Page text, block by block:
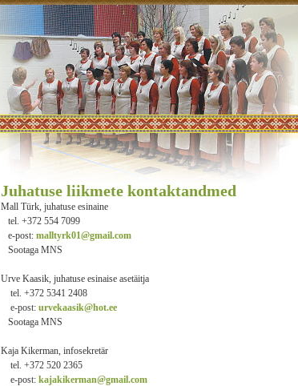
Juhatuse liikmete kontaktandmed
Mall Türk, juhatuse esinaine
tel. +372 554 7099
e-post: malltyrk01@gmail.com
Sootaga MNS
Urve Kaasik, juhatuse esinaise asetäitja
tel. +372 5341 2408
e-post: urvekaasik@hot.ee
Sootaga MNS
Kaja Kikerman, infosekretär
tel. +372 520 2365
e-post: kajakikerman@gmail.com